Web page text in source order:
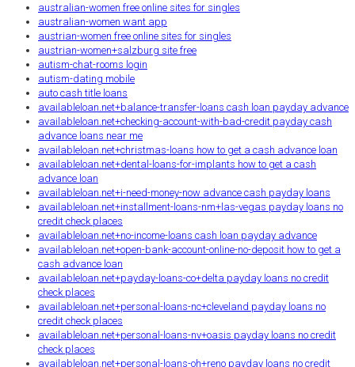
australian-women free online sites for singles
australian-women want app
austrian-women free online sites for singles
austrian-women+salzburg site free
autism-chat-rooms login
autism-dating mobile
auto cash title loans
availableloan.net+balance-transfer-loans cash loan payday advance
availableloan.net+checking-account-with-bad-credit payday cash
advance loans near me
availableloan.net+christmas-loans how to get a cash advance loan
availableloan.net+dental-loans-for-implants how to get a cash
advance loan
availableloan.net+i-need-money-now advance cash payday loans
availableloan.net+installment-loans-nm+las-vegas payday loans no
credit check places
availableloan.net+no-income-loans cash loan payday advance
availableloan.net+open-bank-account-online-no-deposit how to get a
cash advance loan
availableloan.net+payday-loans-co+delta payday loans no credit
check places
availableloan.net+personal-loans-nc+cleveland payday loans no
credit check places
availableloan.net+personal-loans-nv+oasis payday loans no credit
check places
availableloan.net+personal-loans-oh+reno payday loans no credit